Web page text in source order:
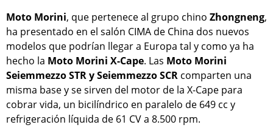
Moto Morini, que pertenece al grupo chino Zhongneng,
ha presentado en el salón CIMA de China dos nuevos
modelos que podrían llegar a Europa tal y como ya ha
hecho la Moto Morini X-Cape. Las Moto Morini
Seiemmezzo STR y Seiemmezzo SCR comparten una
misma base y se sirven del motor de la X-Cape para
cobrar vida, un bicilíndrico en paralelo de 649 cc y
refrigeración líquida de 61 CV a 8.500 rpm.